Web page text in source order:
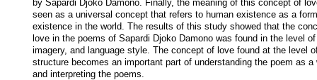
by Sapardi Djoko Damono. Finally, the meaning of this concept of
seen as a universal concept that refers to human existence as a
existence in the world. The results of this study showed that the
love in the poems of Sapardi Djoko Damono was found in the level
imagery, and language style. The concept of love found at the level
structure becomes an important part of understanding the poem as a
and interpreting the poems.